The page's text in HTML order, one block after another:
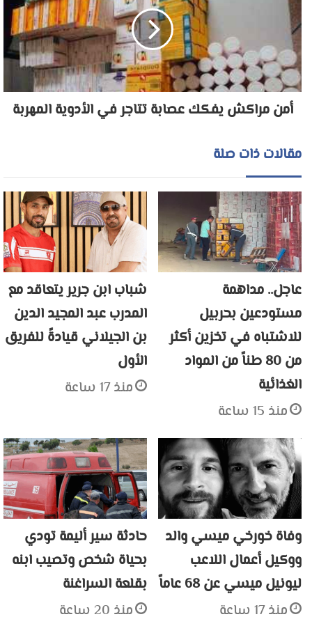
أمن مراكش يفكك عصابة تتاجر في الأدوية المهربة
مقالات ذات صلة
عاجل.. مداهمة
مستودعين بحربيل
للاشتباه في تخزين أكثر
من 80 طناً من المواد
الغذائية
منذ 15 ساعة
شباب ابن جرير يتعاقد مع
المدرب عبد المجيد الدين
بن الجيلاني قيادةً للفريق
الأول
منذ 17 ساعة
وفاة خورخي ميسي والد
ووكيل أعمال اللاعب
ليونيل ميسي عن 68 عاماً
منذ 17 ساعة
حادثة سير أليمة تودي
بحياة شخص وتصيب ابنه
بقلعة السراغنة
منذ 20 ساعة